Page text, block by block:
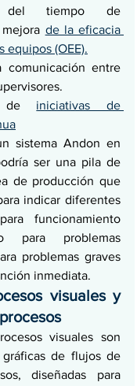
del tiempo de
de la eficacia
equipos (OEE).
comunicación entre
de iniciativas de
sistema Andon en
ser una pila de
de producción que
indicar diferentes
funcionamiento
para problemas
problemas graves
inmediata.
visuales y
visuales son
gráficas de flujos de
diseñadas para